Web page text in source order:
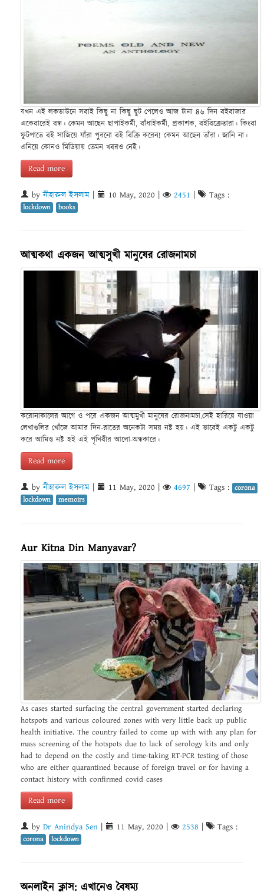
যখন এই লকডাউনে সবাই কিছু না কিছু ছুট পেলেও আজ টানা ৪৬ দিন বইবাজার
একেবারেই বন্ধ। কেমন আছেন ছাপাইকর্মী, বাঁধাইকর্মী, প্রকাশক, বইবিক্রেতারা। কিংবা
ফুটপাতে বই সাজিয়ে যাঁরা পুরনো বই বিক্রি করেন! কেমন আছেন তাঁরা। জানি না।
এনিয়ে কোনও মিডিয়ায় তেমন খবরও নেই।
Read more
byনীহারুল ইসলাম 10 May, 2020 2451 Tags :
lockdown books
আত্মকথা একজন আত্মসুখী মানুষের রোজনামচা
করোনাকালের আগে ও পরে একজন আত্মমুখী মানুষের রোজনামচা.সেই হারিয়ে যাওয়া
লেখাগুলির খোঁজে আমার দিন-রাতের অনেকটা সময় নষ্ট হয়। এই ভাবেই একটু একটু
করে আমিও নষ্ট হই এই পৃথিবীর আলো-অন্ধকারে।
Read more
byনীহারুল ইসলাম 11 May, 2020 4697 Tags : corona
lockdown
memoirs
Aur Kitna Din Manyavar?
As cases started surfacing the central government started declaring
hotspots and various coloured zones with very little back up public
health initiative. The country failed to come up with with any plan for
mass screening of the hotspots due to lack of serology kits and only
had to depend on the costly and time-taking RT-PCR testing of those
who are either quarantined because of foreign travel or for having a
contact history with confirmed covid cases
Read more
by Dr Anindya Sen 11 May, 2020 2538 Tags :
corona lockdown
অনলাইন ক্লাস: এখানেও বৈষম্য